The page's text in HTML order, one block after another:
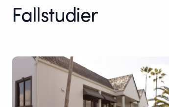
Fallstudier